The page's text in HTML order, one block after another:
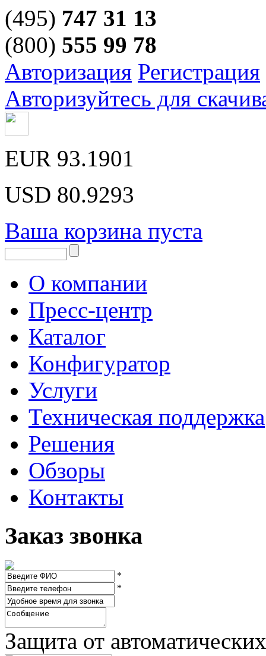
(495) 747 31 13
(800) 555 99 78
Авторизация Регистрация
Авторизуйтесь для
EUR 93.1901
USD 80.9293
Ваша корзина пуста
О компании
Пресс-центр
Каталог
Конфигуратор
Услуги
Техническая поддержка
Решения
Обзоры
Контакты
Заказ звонка
*
*
Защита от